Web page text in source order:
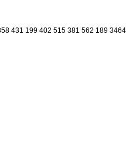
431 199 402 515 381 562 189